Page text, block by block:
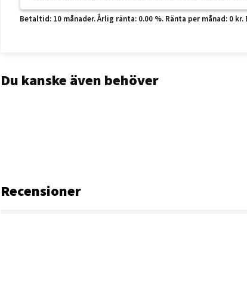
Betaltid: 10 månader. Årlig ränta: 0.00 %. Ränta per månad: 0
Du kanske även behöver
Recensioner